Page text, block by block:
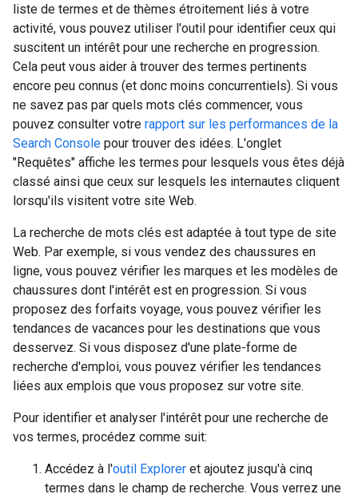
liste de termes et de thèmes étroitement liés à votre
activité, vous pouvez utiliser l'outil pour identifier ceux qui
suscitent un intérêt pour une recherche en progression.
Cela peut vous aider à trouver des termes pertinents
encore peu connus (et donc moins concurrentiels). Si vous
ne savez pas par quels mots clés commencer, vous
pouvez consulter votre rapport sur les performances de la
Search Console pour trouver des idées. L'onglet
"Requêtes" affiche les termes pour lesquels vous êtes déjà
classé ainsi que ceux sur lesquels les internautes cliquent
lorsqu'ils visitent votre site Web.
La recherche de mots clés est adaptée à tout type de site
Web. Par exemple, si vous vendez des chaussures en
ligne, vous pouvez vérifier les marques et les modèles de
chaussures dont l'intérêt est en progression. Si vous
proposez des forfaits voyage, vous pouvez vérifier les
tendances de vacances pour les destinations que vous
desservez. Si vous disposez d'une plate-forme de
recherche d'emploi, vous pouvez vérifier les tendances
liées aux emplois que vous proposez sur votre site.
Pour identifier et analyser l'intérêt pour une recherche de
vos termes, procédez comme suit:
Accédez à l'outil Explorer et ajoutez jusqu'à cinq
termes dans le champ de recherche. Vous verrez une